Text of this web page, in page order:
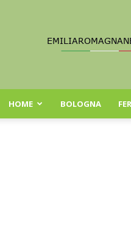
Romagna
HOME BOLOGNA